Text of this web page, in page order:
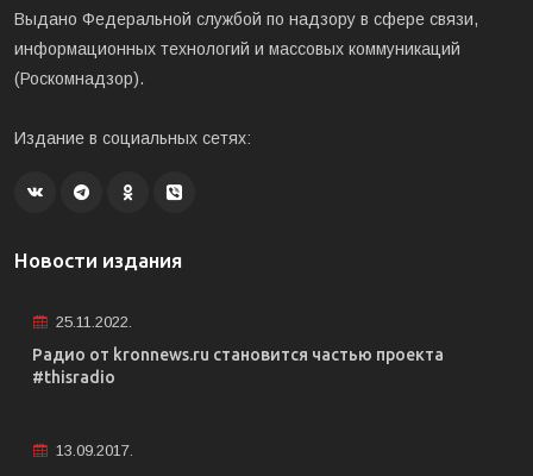
Выдано Федеральной службой по надзору в сфере связи,
информационных технологий и массовых коммуникаций
(Роскомнадзор).
Издание в социальных сетях:
Новости издания
25.11.2022.
Радио от kronnews.ru становится частью проекта
#thisradio
13.09.2017.